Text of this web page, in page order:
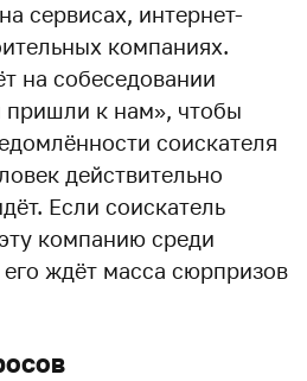
сервисах, интернет-
компаниях.
на собеседовании
к нам», чтобы
соискателя
действительно
Если соискатель
компанию среди
его ждёт масса сюрпризов